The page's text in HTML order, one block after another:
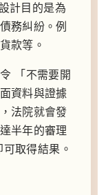
計目的是為
務糾紛。例
款等。
「不需要開
資料與證據
法院就會發
半年的審理
取得結果。